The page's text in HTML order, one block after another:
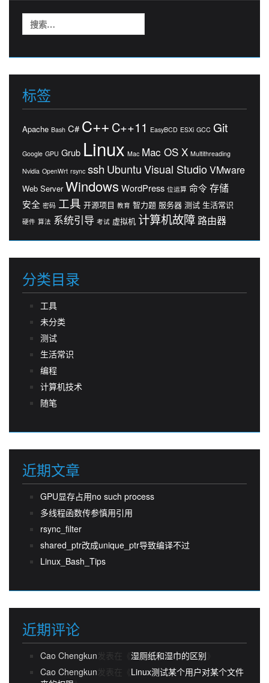
索：
标签
Apache Bash C# C++ C++11 EasyBCD ESXi GCC Git
Google GPU Grub Linux Mac Mac OS X Multithreading
Nvidia OpenWrt rsync ssh UbuntuVisual StudioVMware
Web Server Windows WordPress 位运算 命令 存储
安全 密码 工具 开源项目 教育 智力题 服务器 测试 生活常识
硬件 算法 系统引导 考试 虚拟机 计算机故障 路由器
分类目录
工具
未分类
测试
生活常识
编程
计算机技术
随笔
近期文章
GPU显存占用no such process
多线程函数传参慎用引用
rsync_filter
shared_ptr改成unique_ptr导致编译不过
Linux_Bash_Tips
近期评论
Cao Chengkun发表在《 湿厕纸和湿巾的区别
Cao Chengkun发表在《 Linux测试某个用户对某个文件